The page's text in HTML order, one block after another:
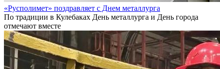
«Русполимет» поздравляет с Днем металлурга
По традиции в Кулебаках День металлурга и День города
отмечают вместе